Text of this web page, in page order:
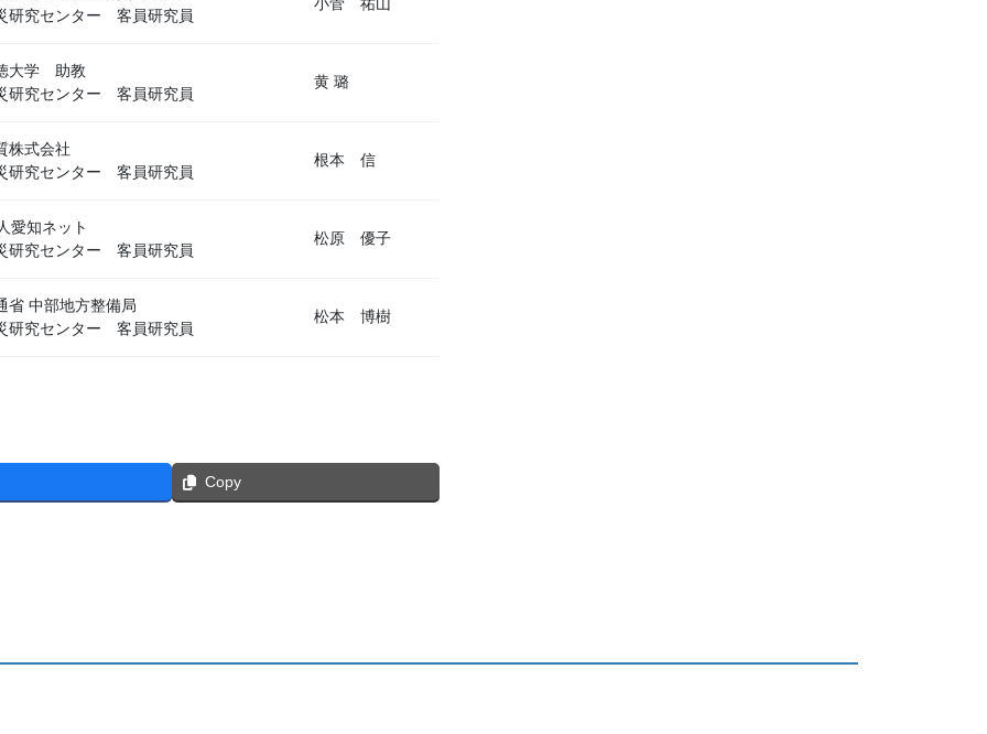
研究センター 客員研究員
大学 助教
研究センター 客員研究員
黄 璐
株式会社
研究センター 客員研究員
根本 信
愛知ネット
研究センター 客員研究員
松原 優子
省 中部地方整備局
研究センター 客員研究員
松本 博樹
Copy